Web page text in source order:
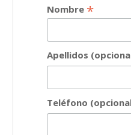
Nombre *
Apellidos
Teléfono